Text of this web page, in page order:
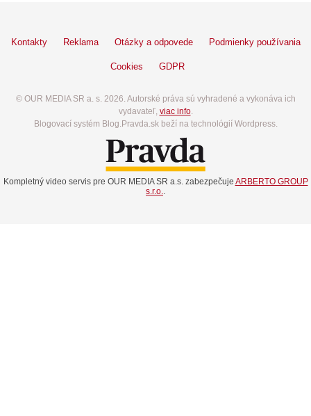
Kontakty Reklama Otázky a odpovede Podmienky používania
Cookies GDPR
© OUR MEDIA SR a. s. 2026. Autorské práva sú vyhradené a vykonáva ich
vydavateľ, viac info.
Blogovací systém Blog.Pravda.sk beží na technológií Wordpress.
Kompletný video servis pre OUR MEDIA SR a.s. zabezpečuje ARBERTO GROUP
s.r.o..